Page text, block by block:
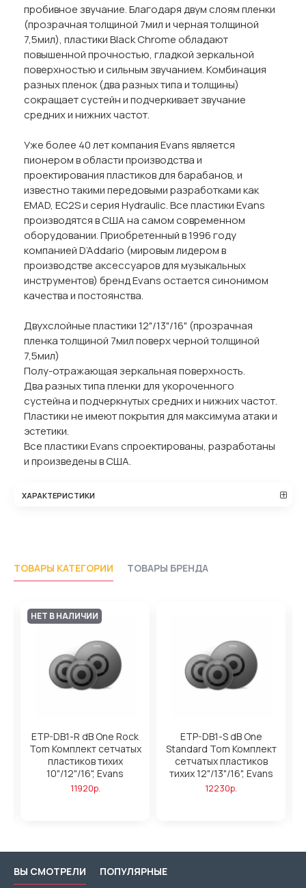
пробивное звучание. Благодаря двум слоям пленки
(прозрачная толщиной 7мил и черная толщиной
7,5мил), пластики Black Chrome обладают
повышенной прочностью, гладкой зеркальной
поверхностью и сильным звучанием. Комбинация
разных пленок (два разных типа и толщины)
сокращает сустейн и подчеркивает звучание
средних и нижних частот.
Уже более 40 лет компания Evans является
пионером в области производства и
проектирования пластиков для барабанов, и
известно такими передовыми разработками как
EMAD, EC2S и серия Hydraulic. Все пластики Evans
производятся в США на самом современном
оборудовании. Приобретенный в 1996 году
компанией D’Addario (мировым лидером в
производстве аксессуаров для музыкальных
инструментов) бренд Evans остается синонимом
качества и постоянства.
Двухслойные пластики 12"/13"/16" (прозрачная
пленка толщиной 7мил поверх черной толщиной
7,5мил)
Полу-отражающая зеркальная поверхность.
Два разных типа пленки для укороченного
сустейна и подчеркнутых средних и нижних частот.
Пластики не имеют покрытия для максимума атаки и
эстетики.
Все пластики Evans спроектированы, разработаны
и произведены в США.
ХАРАКТЕРИСТИКИ
ТОВАРЫ КАТЕГОРИИ ТОВАРЫ БРЕНДА
НЕТ В НАЛИЧИИ
ETP-DB1-R dB One Rock
Tom Комплект сетчатых
пластиков тихих
10"/12"/16", Evans
11920р.
ETP-DB1-S dB One
Standard Tom Комплект
сетчатых пластиков
тихих 12"/13"/16", Evans
12230р.
ВЫ СМОТРЕЛИ ПОПУЛЯРНЫЕ